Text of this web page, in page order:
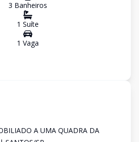
3 Banheiros
1 Suíte
1 Vaga
A UMA QUADRA DA